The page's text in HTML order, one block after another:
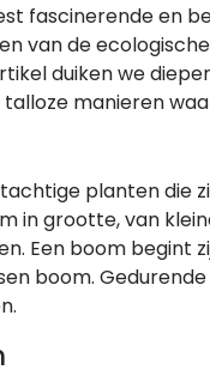
fascinerende en
van de
duiken we
manieren
planten die
in grootte, van
Een boom begint
boom.